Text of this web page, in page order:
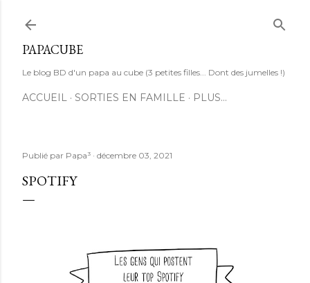
PAPACUBE
Le blog BD d'un papa au cube (3 petites filles... Dont des jumelles !)
ACCUEIL SORTIES EN FAMILLE PLUS…
Publié par Papa³ décembre 03, 2021
SPOTIFY